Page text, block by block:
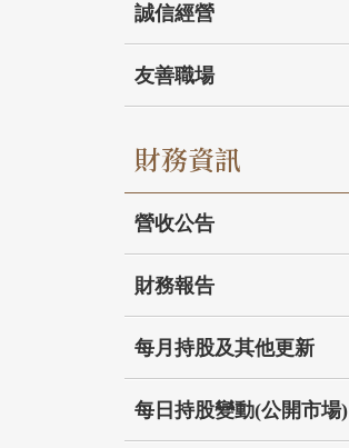
誠信經營
友善職場
財務資訊
營收公告
財務報告
每月持股及其他更新
每日持股變動(公開市場)